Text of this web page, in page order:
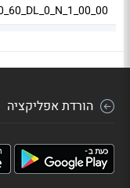
הורדת אפליקציה